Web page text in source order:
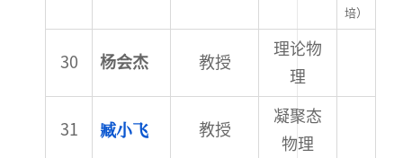
培）
杨会杰 教授
理论物
理
臧小飞 教授
凝聚态
物理